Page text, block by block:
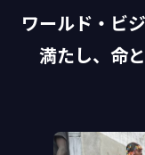
ワールド・ビ
満たし、命